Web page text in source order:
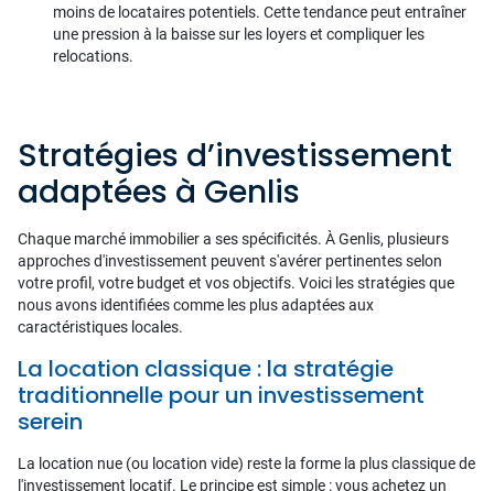
moins de locataires potentiels. Cette tendance peut entraîner
une pression à la baisse sur les loyers et compliquer les
relocations.
Stratégies d’investissement
adaptées à Genlis
Chaque marché immobilier a ses spécificités. À Genlis, plusieurs
approches d'investissement peuvent s'avérer pertinentes selon
votre profil, votre budget et vos objectifs. Voici les stratégies que
nous avons identifiées comme les plus adaptées aux
caractéristiques locales.
La location classique : la stratégie
traditionnelle pour un investissement
serein
La location nue (ou location vide) reste la forme la plus classique de
l'investissement locatif. Le principe est simple : vous achetez un